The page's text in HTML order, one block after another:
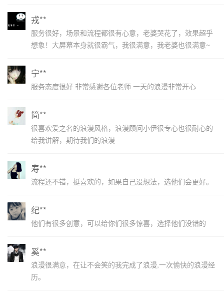
戎**
服务很好，场景和流程都很有心意，老婆哭花了，效果超乎
想象！大屏幕本身就很霸气，我很满意，我老婆也很满意~
宁**
服务态度很好 非常感谢各位老师 一天的浪漫非常开心
简**
很喜欢爱之名的浪漫风格，浪漫顾问小伊很专心也很耐心的
给我讲解，期待我们的浪漫
寿**
流程还不错，挺喜欢的，如果自己没想法，选他们会更好。
纪**
他们有很多创意，可以给你们很多惊喜，选择他们没错的
奚**
浪漫很满意，在让不会笑的我完成了浪漫,一次愉快的浪漫经
历。